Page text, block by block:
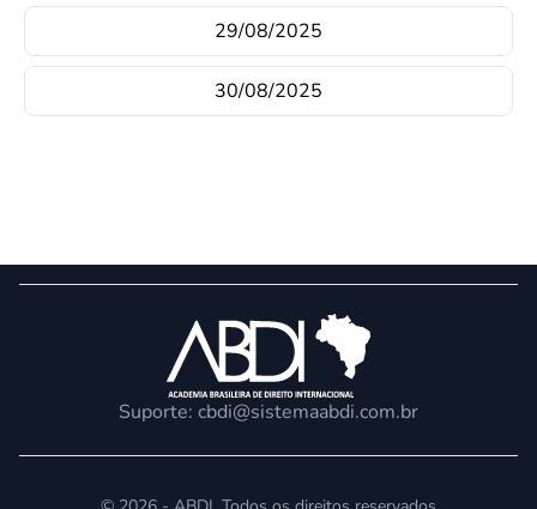
29/08/2025
30/08/2025
Suporte: cbdi@sistemaabdi.com.br